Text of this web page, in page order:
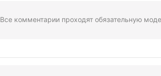
Все комментарии проходят обязательную